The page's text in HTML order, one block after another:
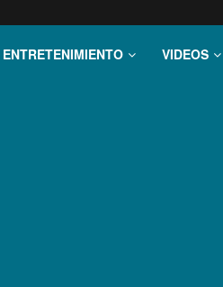
ENTRETENIMIENTO VIDEOS